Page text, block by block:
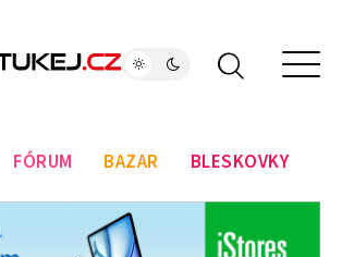
FÓRUM BAZAR BLESKOVKY